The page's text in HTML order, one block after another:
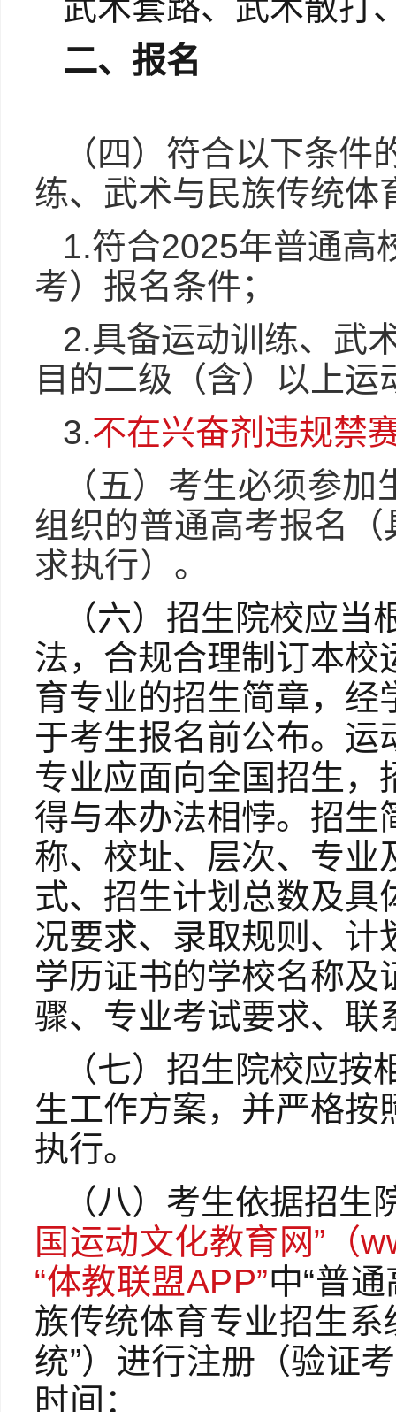
二、报名
（四）符合以下条
练、武术与民族传统体
1.符合2025年普通高
考）报名条件；
2.具备运动训练、武
目的二级（含）以上
3.不在兴奋剂违规禁
（五）考生必须参
组织的普通高考报名
求执行）。
（六）招生院校应
法，合规合理制订本校
育专业的招生简章，经
于考生报名前公布。运
专业应面向全国招生，
得与本办法相悖。招生
称、校址、层次、专业
式、招生计划总数及具
况要求、录取规则、计
学历证书的学校名称及
骤、专业考试要求、联
（七）招生院校应
生工作方案，并严格按
执行。
（八） 考生依据招生
国运动文化教育网” （
“体教联盟APP”中“普
族传统体育专业招生系
统”）进行注册（验证
时间：